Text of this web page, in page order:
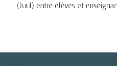
(Juul) entre élèves et